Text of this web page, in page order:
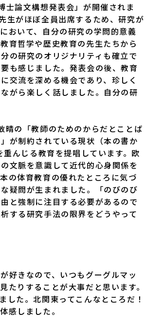
論文構想発表会」が開催されま
生がほぼ全員出席するため、研究が
おいて、自分の研究の学問的意義
育哲学や歴史教育の先生たちから
の研究のオリジナリティも確立で
も感じました。発表会の後、教育
交流を深める機会であり、珍しく
がら楽しく話しました。自分の研
の「教師のためのからだとことば
が制約されている現状（本の書か
んじる教育を提唱しています。欧
文脈を意識して近代的心身関係を
の体育教育の優れたところに気づ
疑問が生まれました。「のびのび
と強制に注目する必要があるので
する研究手法の限界をどうやって
好きなので、いつもグーグルマッ
りすることが大事だと思います。
た。北関東ってこんなところだ！
感しました。